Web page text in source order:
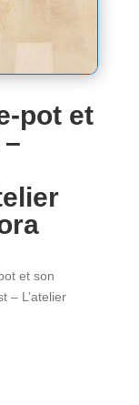
pot et
et son
– L’atelier